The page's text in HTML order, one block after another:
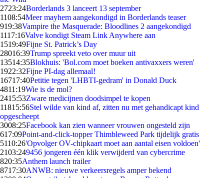
2723:24Borderlands 3 lanceert 13 september
1108:54Meer mayhem aangekondigd in Borderlands teaser
919:38Vampire the Masquerade: Bloodlines 2 aangekondigd
1117:16Valve kondigt Steam Link Anywhere aan
1519:49Fijne St. Patrick’s Day
28016:39Trump spreekt veto over muur uit
13514:35Blokhuis: 'Bol.com moet boeken antivaxxers weren'
1922:32Fijne PI-dag allemaal!
16717:40Petitie tegen 'LHBTI-gedram' in Donald Duck
4811:19Wie is de mol?
2415:53Zware medicijnen doodsimpel te kopen
11815:56Stel wilde van kind af, zitten nu met gehandicapt kind
opgescheept
3008:25Facebook kan zien wanneer vrouwen ongesteld zijn
617:09Point-and-click-topper Thimbleweed Park tijdelijk gratis
5110:26'Opvolger OV-chipkaart moet aan aantal eisen voldoen'
2103:249456 jongeren één klik verwijderd van cybercrime
820:35Anthem launch trailer
8717:30ANWB: nieuwe verkeersregels amper bekend